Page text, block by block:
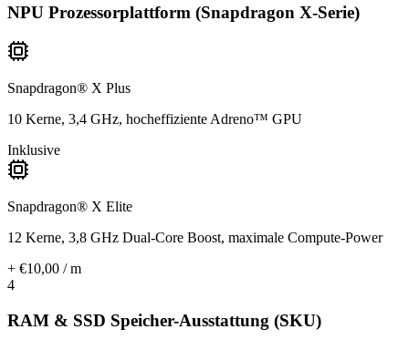
NPU Prozessorplattform (Snapdragon X-Serie)
Snapdragon® X Plus
10 Kerne, 3,4 GHz, hocheffiziente Adreno™ GPU
Inklusive
Snapdragon® X Elite
12 Kerne, 3,8 GHz Dual-Core Boost, maximale Compute-Power
+ €10,00 / m
4
RAM & SSD Speicher-Ausstattung (SKU)